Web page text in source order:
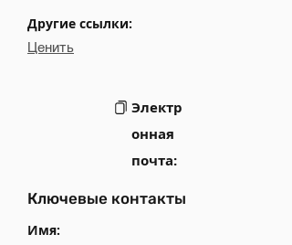
Другие ссылки:
Ценить
Электр
онная
почта:
Ключевые контакты
Имя: